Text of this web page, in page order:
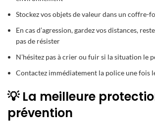
Stockez vos objets de valeur dans un coffre-
En cas d’agression, gardez vos distances,
pas de résister
N’hésitez pas à crier ou fuir si la situation le
Contactez immédiatement la police une fois
💡 La meilleure
prévention